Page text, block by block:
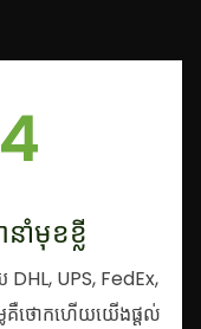
ាំមុខខ្លី
UPS, FedEx,
ៃគឺថោកហើយយើងផ្តល់